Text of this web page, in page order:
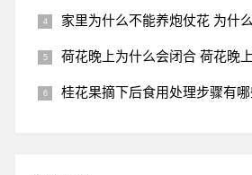
家里为什么不能养炮仗花 为什么家里不适合种炮
荷花晚上为什么会闭合 荷花晚上闭合的原因 夜晚荷花闭
桂花果摘下后食用处理步骤有哪些？可以直接吃